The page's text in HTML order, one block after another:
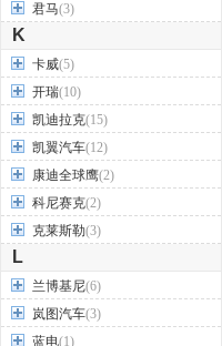
君马(3)
K
卡威(5)
开瑞(10)
凯迪拉克(15)
凯翼汽车(12)
康迪全球鹰(2)
科尼赛克(2)
克莱斯勒(3)
L
兰博基尼(6)
岚图汽车(3)
蓝电(1)